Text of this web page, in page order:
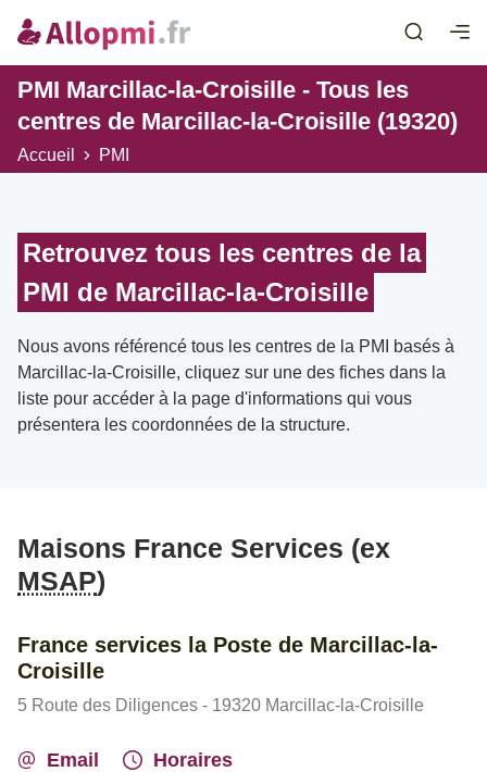
PMI Marcillac-la-Croisille - Tous les
centres de Marcillac-la-Croisille (19320)
Accueil PMI
Retrouvez tous les centres de la
PMI de Marcillac-la-Croisille
Nous avons référencé tous les centres de la PMI basés à
Marcillac-la-Croisille, cliquez sur une des fiches dans la
liste pour accéder à la page d'informations qui vous
présentera les coordonnées de la structure.
Maisons France Services (ex
MSAP)
France services la Poste de Marcillac-la-
Croisille
5 Route des Diligences - 19320 Marcillac-la-Croisille
Email Horaires